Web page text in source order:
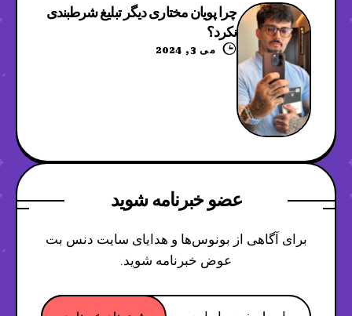
چرا پویان مختاری دیگر تبلیغ شرطبندی
نکرد؟
می 3, 2024
عضو خبرنامه شوید
برای آگاهی از بونوس‌ها و هدایای سایت دنس بت
عوض خبرنامه شوید.